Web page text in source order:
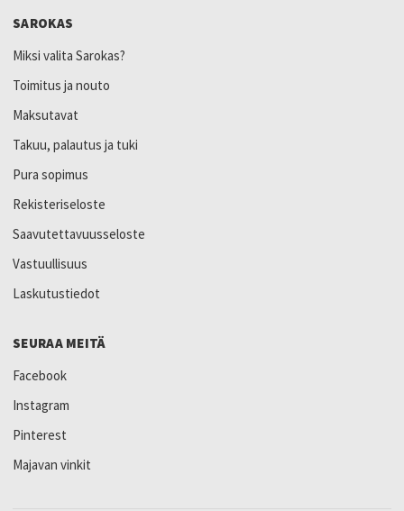
SAROKAS
Miksi valita Sarokas?
Toimitus ja nouto
Maksutavat
Takuu, palautus ja tuki
Pura sopimus
Rekisteriseloste
Saavutettavuusseloste
Vastuullisuus
Laskutustiedot
SEURAA MEITÄ
Facebook
Instagram
Pinterest
Majavan vinkit